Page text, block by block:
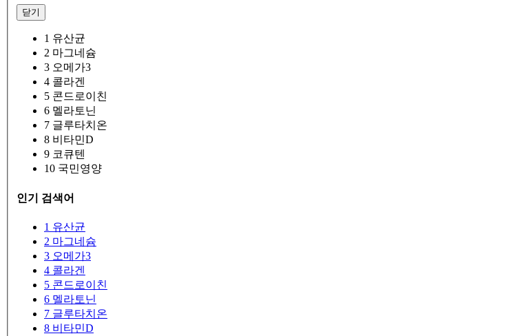
닫기
1 유산균
2 마그네슘
3 오메가3
4 콜라겐
5 콘드로이친
6 멜라토닌
7 글루타치온
8 비타민D
9 코큐텐
10 국민영양
인기 검색어
1 유산균
2 마그네슘
3 오메가3
4 콜라겐
5 콘드로이친
6 멜라토닌
7 글루타치온
8 비타민D